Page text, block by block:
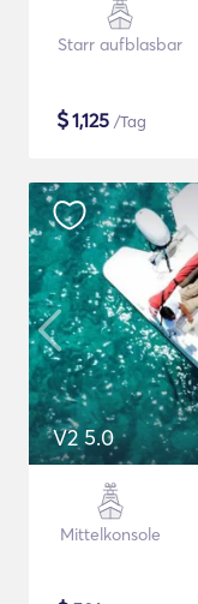
Starr aufblasbar
$1,125 /Tag
V2 5.0
Mittelkonsole